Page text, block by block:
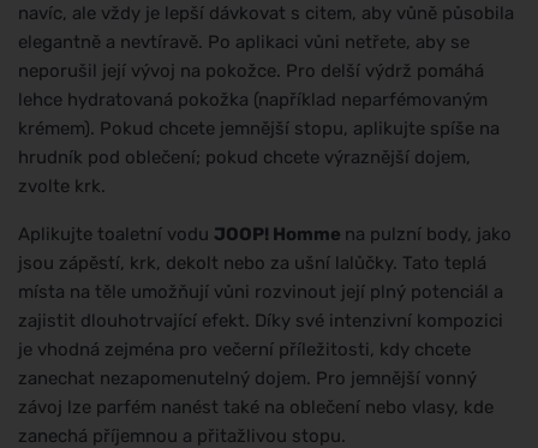
navíc, ale vždy je lepší dávkovat s citem, aby vůně působila
elegantně a nevtíravě. Po aplikaci vůni netřete, aby se
neporušil její vývoj na pokožce. Pro delší výdrž pomáhá
lehce hydratovaná pokožka (například neparfémovaným
krémem). Pokud chcete jemnější stopu, aplikujte spíše na
hrudník pod oblečení; pokud chcete výraznější dojem,
zvolte krk.
Aplikujte toaletní vodu JOOP! Homme na pulzní body, jako
jsou zápěstí, krk, dekolt nebo za ušní lalůčky. Tato teplá
místa na těle umožňují vůni rozvinout její plný potenciál a
zajistit dlouhotrvající efekt. Díky své intenzivní kompozici
je vhodná zejména pro večerní příležitosti, kdy chcete
zanechat nezapomenutelný dojem. Pro jemnější vonný
závoj lze parfém nanést také na oblečení nebo vlasy, kde
zanechá příjemnou a přitažlivou stopu.